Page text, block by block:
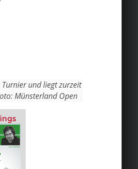
und liegt zurzeit
Münsterland Open